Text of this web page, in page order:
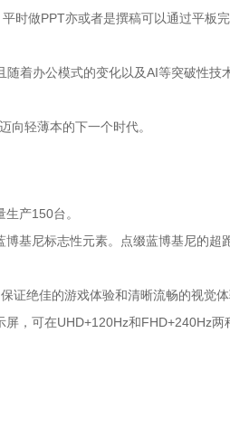
时做PPT亦或者是撰稿可以通过平板
着办公模式的变化以及AI等突破性技
向轻薄本的下一个时代。
产150台。
基尼标志性元素。点缀蓝博基尼的超
证绝佳的游戏体验和清晰流畅的视觉体
，可在UHD+120Hz和FHD+240Hz